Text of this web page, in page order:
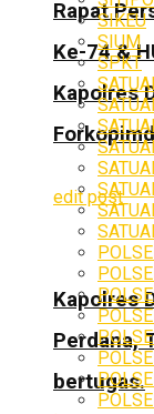
Rapat
Ke-74 &
Kapolres
edit post
Kapolres
Perdana,
bertugas.
SIKEU
SIUM
SPKT